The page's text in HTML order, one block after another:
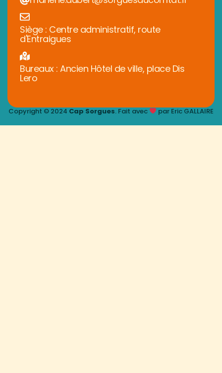
Siège : Centre administratif, route
d'Entraigues
Bureaux : Ancien Hôtel de ville, place Dis
Lero
Copyright © 2024 Cap Sorgues. Fait avec par Eric GALLAIRE